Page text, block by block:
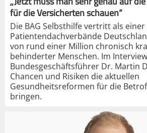
für die Versicherten schauen“
Die BAG Selbsthilfe vertritt als
Patientendachverbände
von rund einer Million chronisch
behinderter Menschen. Im
Bundesgeschäftsführer Dr. Martin
Chancen und Risiken die aktuellen
Gesundheitsreformen für die
bringen.